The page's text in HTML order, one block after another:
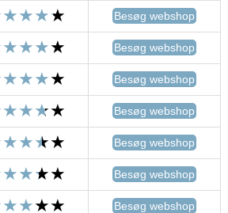
Besøg webshop
Besøg webshop
Besøg webshop
Besøg webshop
Besøg webshop
Besøg webshop
Besøg webshop